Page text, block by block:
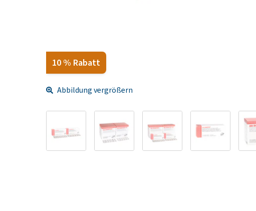
10 % Rabatt
Abbildung vergrößern